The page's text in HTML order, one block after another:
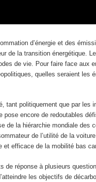
d’énergie et des
de la transition énergétique.
de vie. Pour faire face aux
quelles seraient les
tant politiquement que par les
pose encore de redoutables
de la hiérarchie mondiale des
de l’utilité de la
et efficace de la mobilité bas
réponse à plusieurs
les objectifs de